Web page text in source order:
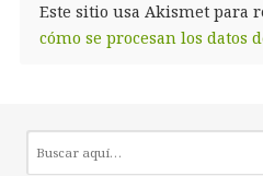
Este sitio usa Akismet para
cómo se procesan los datos